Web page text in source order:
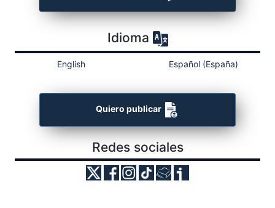
Idioma
English Español (España)
Quiero publicar
Redes sociales